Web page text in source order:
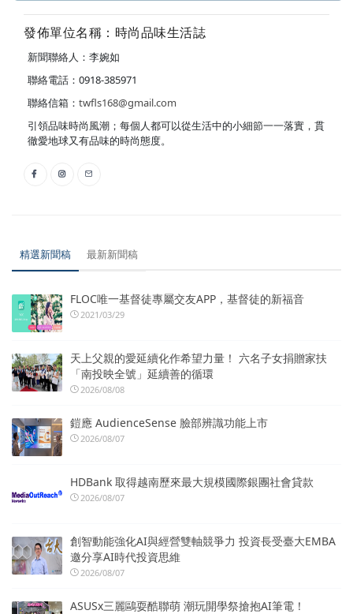
發佈單位名稱：時尚品味生活誌
新聞聯絡人：李婉如
聯絡電話：0918-385971
聯絡信箱： twfls168@gmail.com
引領品味時尚風潮；每個人都可以從生活中的小細節一一落實，貫
徹愛地球又有品味的時尚態度。
精選新聞稿 最新新聞稿
FLOC唯一基督徒專屬交友APP，基督徒的新福音
2021/03/29
天上父親的愛延續化作希望力量！ 六名子女捐贈家扶
「南投映全號」延續善的循環
2026/08/08
鎧應 AudienceSense 臉部辨識功能上市
2026/08/07
HDBank 取得越南歷來最大規模國際銀團社會貸款
2026/08/07
創智動能強化AI與經營雙軸競爭力 投資長受臺大EMBA
邀分享AI時代投資思維
2026/08/07
ASUSx三麗鷗耍酷聯萌 潮玩開學祭搶抱AI筆電！